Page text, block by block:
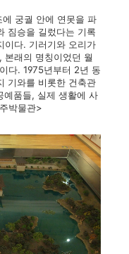
궁궐 안에 연못을 파
짐승을 길렀다는 기록
이다. 기러기와 오리가
본래의 명칭이었던 월
다. 1975년부터 2년 동
기와를 비롯한 건축관
예품들, 실제 생활에 사
박물관>